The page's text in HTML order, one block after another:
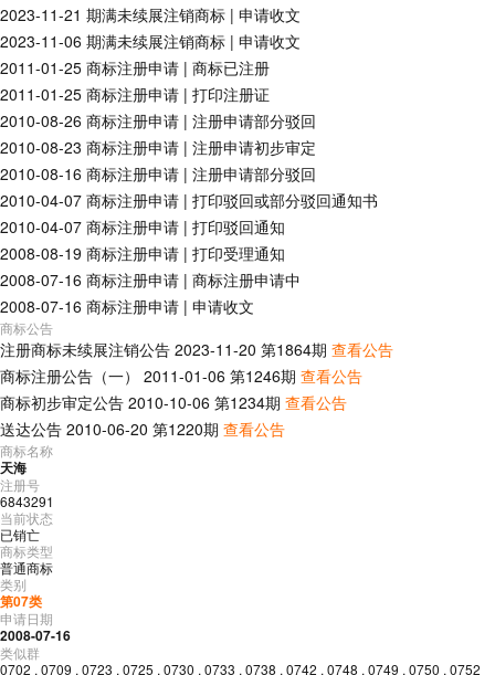
2023-11-21 期满未续展注销商标 | 申请收文
2023-11-06 期满未续展注销商标 | 申请收文
2011-01-25 商标注册申请 | 商标已注册
2011-01-25 商标注册申请 | 打印注册证
2010-08-26 商标注册申请 | 注册申请部分驳回
2010-08-23 商标注册申请 | 注册申请初步审定
2010-08-16 商标注册申请 | 注册申请部分驳回
2010-04-07 商标注册申请 | 打印驳回或部分驳回通知书
2010-04-07 商标注册申请 | 打印驳回通知
2008-08-19 商标注册申请 | 打印受理通知
2008-07-16 商标注册申请 | 商标注册申请中
2008-07-16 商标注册申请 | 申请收文
商标公告
注册商标未续展注销公告 2023-11-20 第1864期 查看公告
商标注册公告（一）
2011-01-06 第1246期 查看公告
商标初步审定公告 2010-10-06 第1234期 查看公告
送达公告 2010-06-20 第1220期 查看公告
商标名称
天海
注册号
6843291
当前状态
已销亡
商标类型
普通商标
类别
第07类
申请日期
2008-07-16
类似群
0702 , 0709 , 0723 , 0725 , 0730 , 0733 , 0738 , 0742 , 0748 , 0749 , 0750 , 0752